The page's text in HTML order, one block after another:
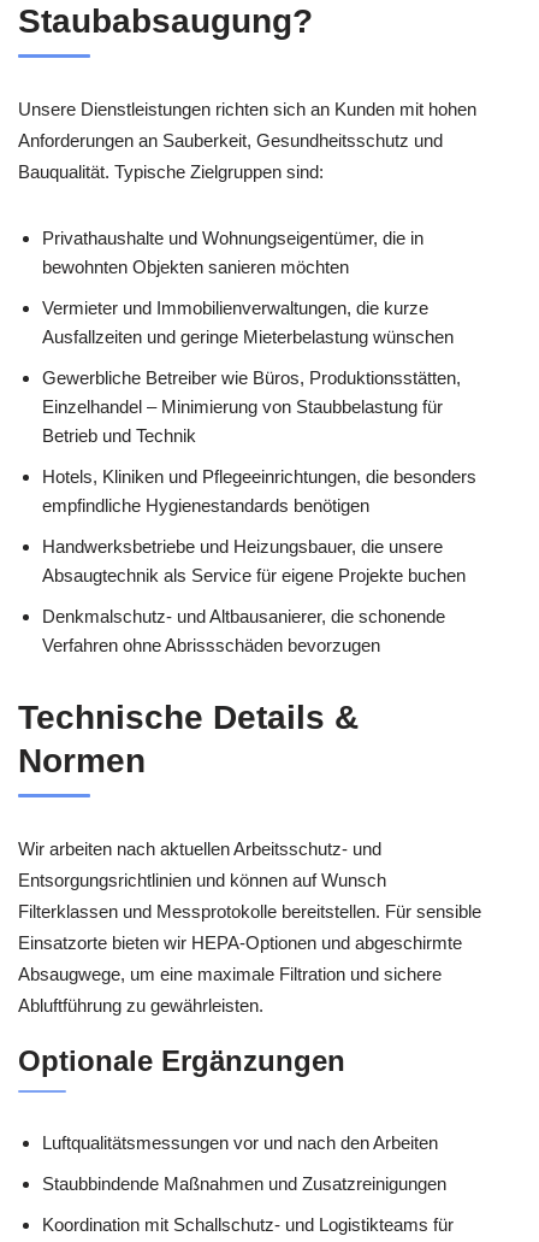
Staubabsaugung?
Unsere Dienstleistungen richten sich an Kunden mit hohen
Anforderungen an Sauberkeit, Gesundheitsschutz und
Bauqualität. Typische Zielgruppen sind:
Privathaushalte und Wohnungseigentümer, die in
bewohnten Objekten sanieren möchten
Vermieter und Immobilienverwaltungen, die kurze
Ausfallzeiten und geringe Mieterbelastung wünschen
Gewerbliche Betreiber wie Büros, Produktionsstätten,
Einzelhandel – Minimierung von Staubbelastung für
Betrieb und Technik
Hotels, Kliniken und Pflegeeinrichtungen, die besonders
empfindliche Hygienestandards benötigen
Handwerksbetriebe und Heizungsbauer, die unsere
Absaugtechnik als Service für eigene Projekte buchen
Denkmalschutz- und Altbausanierer, die schonende
Verfahren ohne Abrissschäden bevorzugen
Technische Details &
Normen
Wir arbeiten nach aktuellen Arbeitsschutz- und
Entsorgungsrichtlinien und können auf Wunsch
Filterklassen und Messprotokolle bereitstellen. Für sensible
Einsatzorte bieten wir HEPA-Optionen und abgeschirmte
Absaugwege, um eine maximale Filtration und sichere
Abluftführung zu gewährleisten.
Optionale Ergänzungen
Luftqualitätsmessungen vor und nach den Arbeiten
Staubbindende Maßnahmen und Zusatzreinigungen
Koordination mit Schallschutz- und Logistikteams für